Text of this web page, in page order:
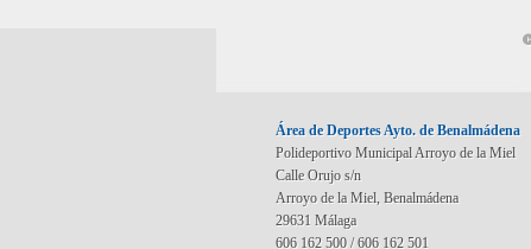
Área de Deportes Ayto. de Benalmádena
Polideportivo Municipal Arroyo de la Miel
Calle Orujo s/n
Arroyo de la Miel, Benalmádena
29631 Málaga
606 162 500 / 606 162 501